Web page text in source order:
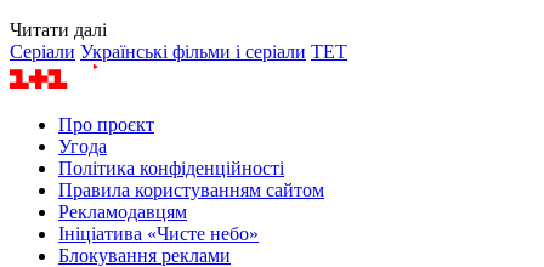
Читати далі
Серіали Українські фільми і серіали ТЕТ
Про проєкт
Угода
Політика конфіденційності
Правила користуванням сайтом
Рекламодавцям
Ініціатива «Чисте небо»
Блокування реклами